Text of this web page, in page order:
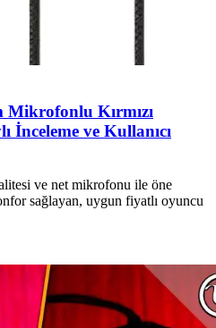
Kırmızı
İnceleme ve Kullanıcı
ve net mikrofonu ile öne
sağlayan, uygun fiyatlı oyuncu